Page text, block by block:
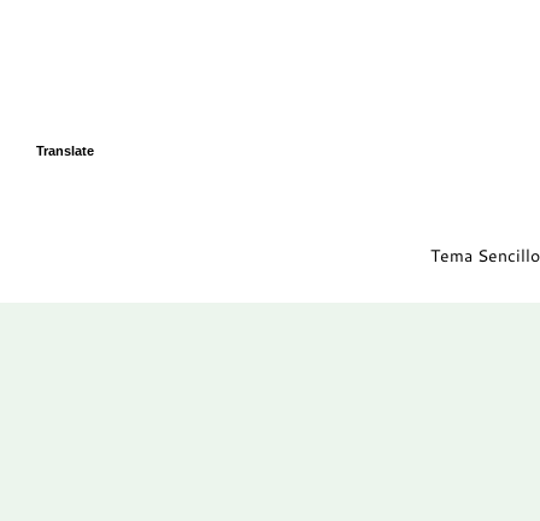
Translate
Tema